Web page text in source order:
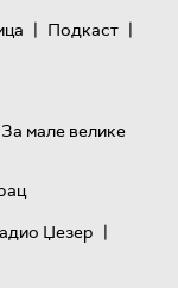
| Подкаст |
За мале велике
Џезер |